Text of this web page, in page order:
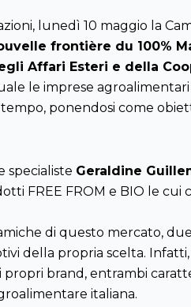
lunedì 10 maggio la
frontière du 100%
Affari Esteri e della
le imprese
ponendosi come
specialiste Geraldine
FREE FROM e BIO le
di questo mercato,
della propria scelta. Infatti,
propri brand, entrambi
italiana.